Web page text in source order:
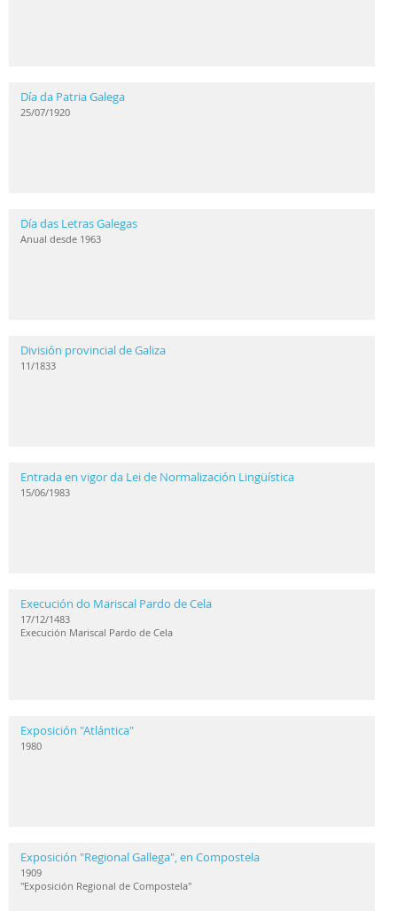
Día da Patria Galega
25/07/1920
Día das Letras Galegas
Anual desde 1963
División provincial de Galiza
11/1833
Entrada en vigor da Lei de Normalización Lingüística
15/06/1983
Execución do Mariscal Pardo de Cela
17/12/1483
Execución Mariscal Pardo de Cela
Exposición "Atlántica"
1980
Exposición "Regional Gallega", en Compostela
1909
"Exposición Regional de Compostela"